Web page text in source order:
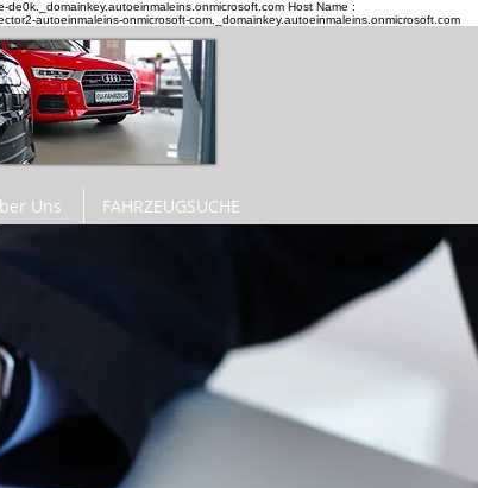
Host Name :
autoeinmaleins-onmicrosoft-com._domainkey.autoeinmaleins.onmicrosoft.com
Uns FAHRZEUGSUCHE